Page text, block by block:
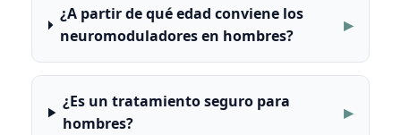
¿A partir de qué edad conviene los
neuromoduladores en hombres?
¿Es un tratamiento seguro para
hombres?